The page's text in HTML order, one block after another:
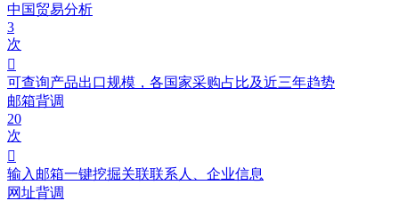
中国贸易分析
3
次

可查询产品出口规模，各国家采购占比及近三年趋势
邮箱背调
20
次

输入邮箱一键挖掘关联联系人、企业信息
网址背调